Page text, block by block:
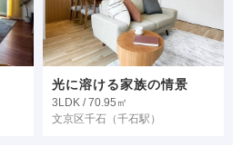
光に溶ける家族の情景
3LDK / 70.95㎡
文京区千石 （千石駅）